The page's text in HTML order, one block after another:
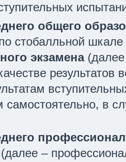
общего
стобалльной шкале
экзамена(далее
результатов
самостоятельно, в
(далее –